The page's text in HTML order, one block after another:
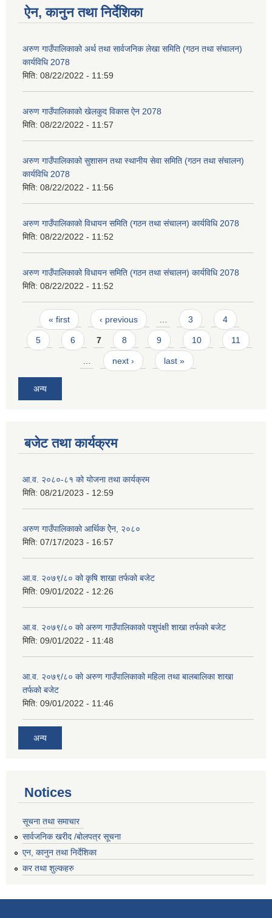
ऐन, कानुन तथा निर्देशिका
अरुण गाउँपालिकाको अर्थ तथा सार्वजनिक लेखा समिति (गठन तथा संचालन)
कार्यविधि 2078
मिति: 08/22/2022 - 11:59
अरुण गाउँपालिकाको खेलकुद विकास ऐन 2078
मिति: 08/22/2022 - 11:57
अरुण गाउँपालिकाको सुशासन तथा स्थानीय सेवा समिति (गठन तथा संचालन)
कार्यविधि 2078
मिति: 08/22/2022 - 11:56
अरुण गाउँपालिकाको विधायन समिति (गठन तथा संचालन) कार्यविधि 2078
मिति: 08/22/2022 - 11:52
अरुण गाउँपालिकाको विधायन समिति (गठन तथा संचालन) कार्यविधि 2078
मिति: 08/22/2022 - 11:52
Pages
« first ‹ previous 3 4
5 6 7 8 9 10 11
next › last »
अन्य
बजेट तथा कार्यक्रम
आ.व. २०८०-८१ को योजना तथा कार्यक्रम
मिति: 08/21/2023 - 12:59
अरुण गाउँपालिकाको आर्थिक ऐेन, २०८०
मिति: 07/17/2023 - 16:57
आ.व. २०७९/८० को कृषि शाखा तर्फको बजेट
मिति: 09/01/2022 - 12:26
आ.व. २०७९/८० को अरुण गाउँपालिकाको पशुपंक्षी शाखा तर्फको बजेट
मिति: 09/01/2022 - 11:48
आ.व. २०७९/८० को अरुण गाउँपालिकाको महिला तथा बालबालिका शाखा
तर्फको बजेट
मिति: 09/01/2022 - 11:46
अन्य
Notices
सूचना तथा समाचार
सार्वजनिक खरीद /बोलपत्र सूचना
एन, कानुन तथा निर्देशिका
कर तथा शुल्कहरु